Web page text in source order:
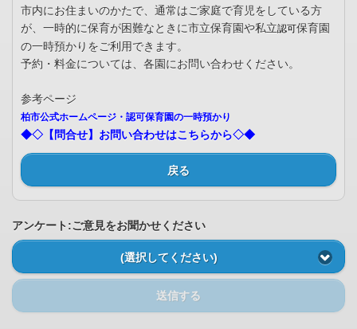
市内にお住まいのかたで、通常はご家庭で育児をしている方
が、一時的に保育が困難なときに市立保育園や私立認可保育園
の一時預かりをご利用できます。
予約・料金については、各園にお問い合わせください。
参考ページ
柏市公式ホームページ・認可保育園の一時預かり
◆◇【問合せ】お問い合わせはこちらから◇◆
戻る
アンケート:ご意見をお聞かせください
(選択してください)
送信する